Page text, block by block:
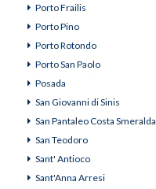
Porto Frailis
Porto Pino
Porto Rotondo
Porto San Paolo
Posada
San Giovanni di Sinis
San Pantaleo Costa Smeralda
San Teodoro
Sant' Antioco
Sant'Anna Arresi